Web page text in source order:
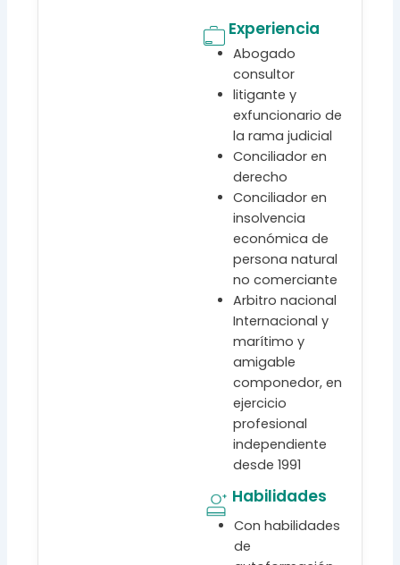
Experiencia
Abogado
consultor
litigante y
exfuncionario de
la rama judicial
Conciliador en
derecho
Conciliador en
insolvencia
económica de
persona natural
no comerciante
Arbitro nacional
Internacional y
marítimo y
amigable
componedor, en
ejercicio
profesional
independiente
desde 1991
Habilidades
Con habilidades
de